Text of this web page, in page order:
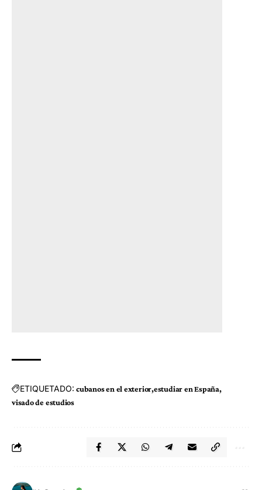
ETIQUETADO: cubanos en el exterior estudiar en España
visado de estudios